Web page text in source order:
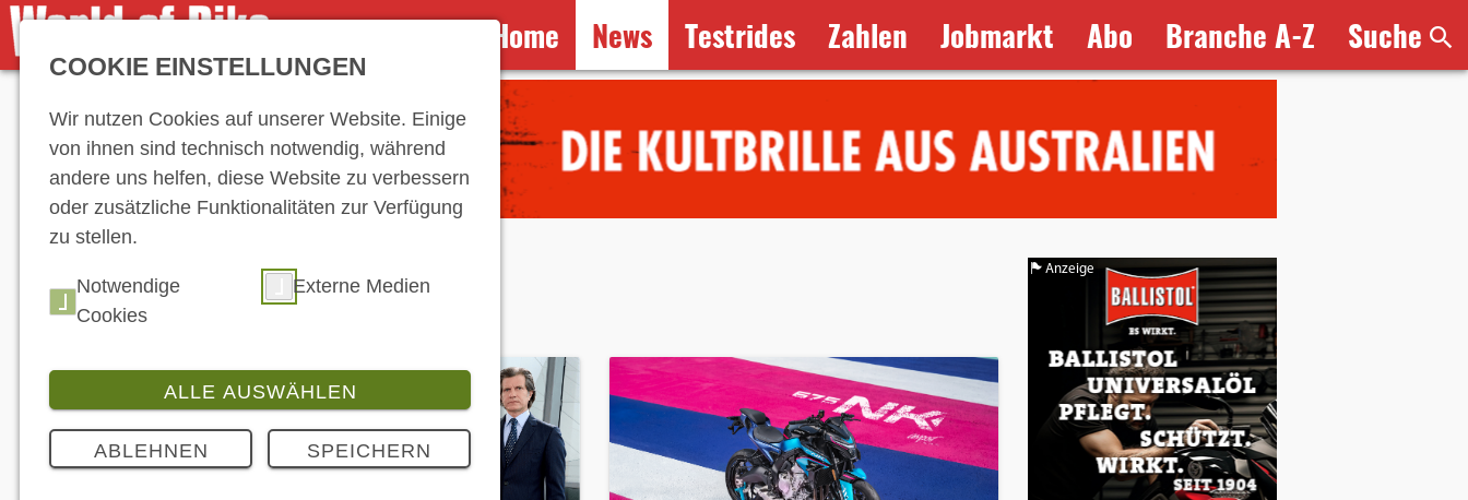
Home News Testrides Zahlen Jobmarkt Abo Branche A-Z Suche
News Anzeige
COOKIE EINSTELLUNGEN
Wir nutzen Cookies auf unserer Website. Einige
von ihnen sind technisch notwendig, während
andere uns helfen, diese Website zu verbessern
oder zusätzliche Funktionalitäten zur Verfügung
zu stellen.
Notwendige
Cookies
Externe Medien
ALLE AUSWÄHLEN
ABLEHNEN SPEICHERN